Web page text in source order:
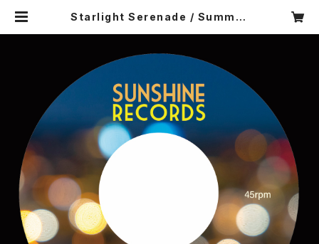
Starlight Serenade / Summer